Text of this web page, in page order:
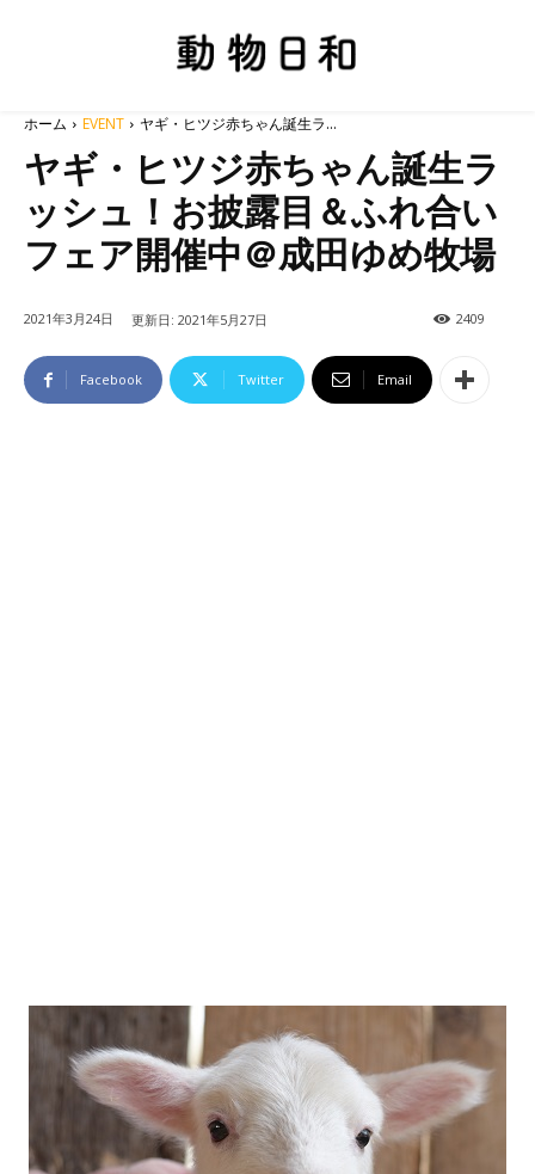
ホーム EVENT ヤギ・ヒツジ赤ちゃん誕生ラ...
ヤギ・ヒツジ赤ちゃん誕生ラ
ッシュ！お披露目＆ふれ合い
フェア開催中＠成田ゆめ牧場
2021年3月24日 更新日: 2021年5月27日 2409
Facebook Twitter Email